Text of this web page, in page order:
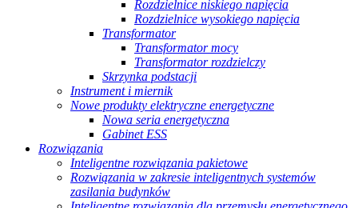
Rozdzielnice niskiego napięcia
Rozdzielnice wysokiego napięcia
Transformator
Transformator mocy
Transformator rozdzielczy
Skrzynka podstacji
Instrument i miernik
Nowe produkty elektryczne energetyczne
Nowa seria energetyczna
Gabinet ESS
Rozwiązania
Inteligentne rozwiązania pakietowe
Rozwiązania w zakresie inteligentnych systemów
zasilania budynków